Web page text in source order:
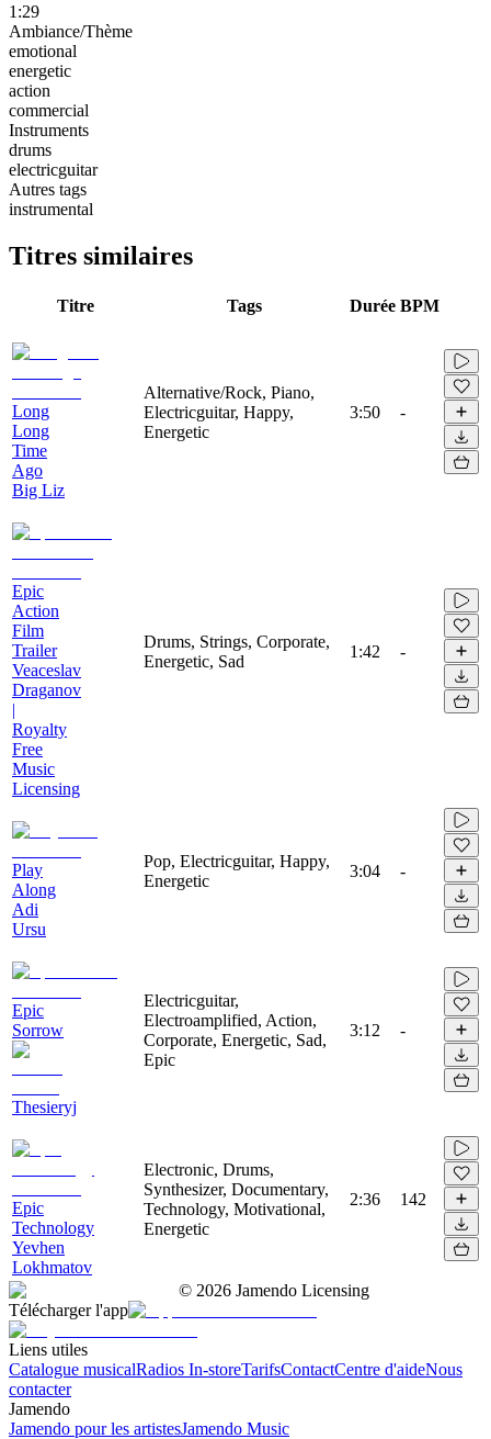
1:29
Ambiance/Thème
emotional
energetic
action
commercial
Instruments
drums
electricguitar
Autres tags
instrumental
Titres similaires
Titre Tags Durée BPM
Long
Long
Time
Ago
Big Liz
Alternative/Rock, Piano,
Electricguitar, Happy,
Energetic
3:50 -
Epic
Action
Film
Trailer
Veaceslav
Draganov
|
Royalty
Free
Music
Licensing
Drums, Strings, Corporate,
Energetic, Sad
1:42 -
Play
Along
Adi
Ursu
Pop, Electricguitar, Happy,
Energetic
3:04 -
Epic
Sorrow
Thesieryj
Electricguitar,
Electroamplified, Action,
Corporate, Energetic, Sad,
Epic
3:12 -
Epic
Technology
Yevhen
Lokhmatov
Electronic, Drums,
Synthesizer, Documentary,
Technology, Motivational,
Energetic
2:36 142
© 2026 Jamendo Licensing
Télécharger l'app
Liens utiles
Catalogue musicalRadios In-storeTarifsContactCentre d'aideNous
contacter
Jamendo
Jamendo pour les artistesJamendo Music